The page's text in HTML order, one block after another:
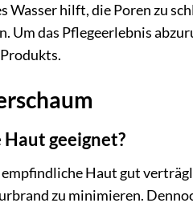
Wasser hilft, die Poren zu
Um das Pflegeerlebnis
geeignet?
Haut gut
zu minimieren.